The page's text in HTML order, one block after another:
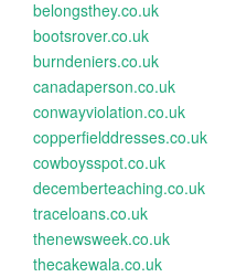
belongsthey.co.uk
bootsrover.co.uk
burndeniers.co.uk
canadaperson.co.uk
conwayviolation.co.uk
copperfielddresses.co.uk
cowboysspot.co.uk
decemberteaching.co.uk
traceloans.co.uk
thenewsweek.co.uk
thecakewala.co.uk